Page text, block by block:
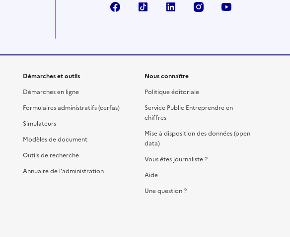
FacebookTikTok Linkedin Instagram
Démarches et outils
Démarches en ligne
Formulaires administratifs (cerfas)
Simulateurs
Modèles de document
Outils de recherche
Annuaire de l'administration
Nous connaître
Politique éditoriale
Service Public Entreprendre en
chiffres
Mise à disposition des données (open
data)
Vous êtes journaliste ?
Aide
Une question ?